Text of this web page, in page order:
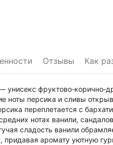
Отзывы Как
унисекс
ноты персика и сливы
переплетается с
нотах ванили,
сладость ванили
аромату уютную